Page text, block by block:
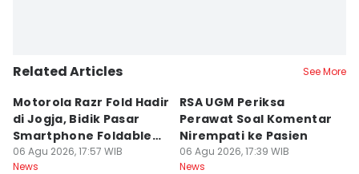
Related Articles See More
Motorola Razr Fold Hadir
di Jogja, Bidik Pasar
Smartphone Foldable
Premium
06 Agu 2026, 17:57 WIB
News
RSA UGM Periksa
Perawat Soal Komentar
Nirempati ke Pasien
06 Agu 2026, 17:39 WIB
News